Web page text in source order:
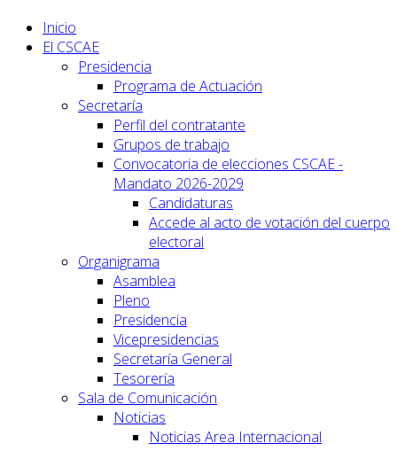
Inicio
El CSCAE
Presidencia
Programa de Actuación
Secretaría
Perfil del contratante
Grupos de trabajo
Convocatoria de elecciones CSCAE -
Mandato 2026-2029
Candidaturas
Accede al acto de votación del cuerpo
electoral
Organigrama
Asamblea
Pleno
Presidencia
Vicepresidencias
Secretaría General
Tesorería
Sala de Comunicación
Noticias
Noticias Area Internacional